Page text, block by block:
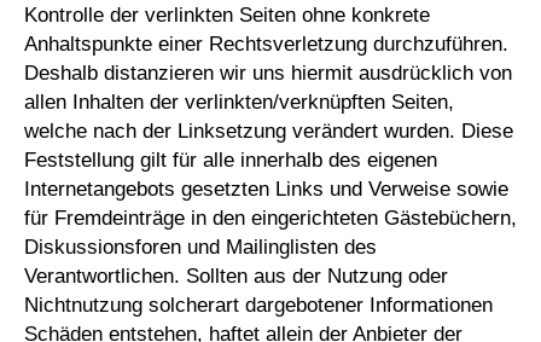
Kontrolle der verlinkten Seiten ohne konkrete
Anhaltspunkte einer Rechtsverletzung durchzuführen.
Deshalb distanzieren wir uns hiermit ausdrücklich von
allen Inhalten der verlinkten/verknüpften Seiten,
welche nach der Linksetzung verändert wurden. Diese
Feststellung gilt für alle innerhalb des eigenen
Internetangebots gesetzten Links und Verweise sowie
für Fremdeinträge in den eingerichteten Gästebüchern,
Diskussionsforen und Mailinglisten des
Verantwortlichen. Sollten aus der Nutzung oder
Nichtnutzung solcherart dargebotener Informationen
Schäden entstehen, haftet allein der Anbieter der